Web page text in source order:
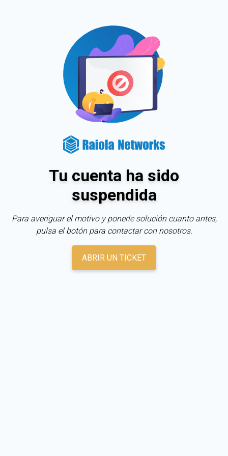
Tu cuenta ha sido
suspendida
Para averiguar el motivo y ponerle solución cuanto antes,
pulsa el botón para contactar con nosotros.
ABRIR UN TICKET